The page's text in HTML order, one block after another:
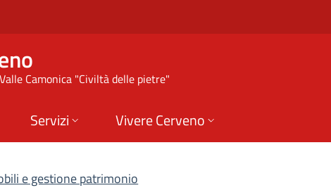
patrimonio |
Camonica "Civiltà delle pietre"
Servizi Vivere Cerveno
e gestione patrimonio